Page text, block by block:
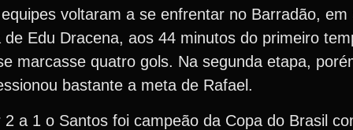
voltaram a se enfrentar no Barradão, em
Edu Dracena, aos 44 minutos do primeiro
marcasse quatro gols. Na segunda etapa,
bastante a meta de Rafael.
a 1 o Santos foi campeão da Copa do Brasil